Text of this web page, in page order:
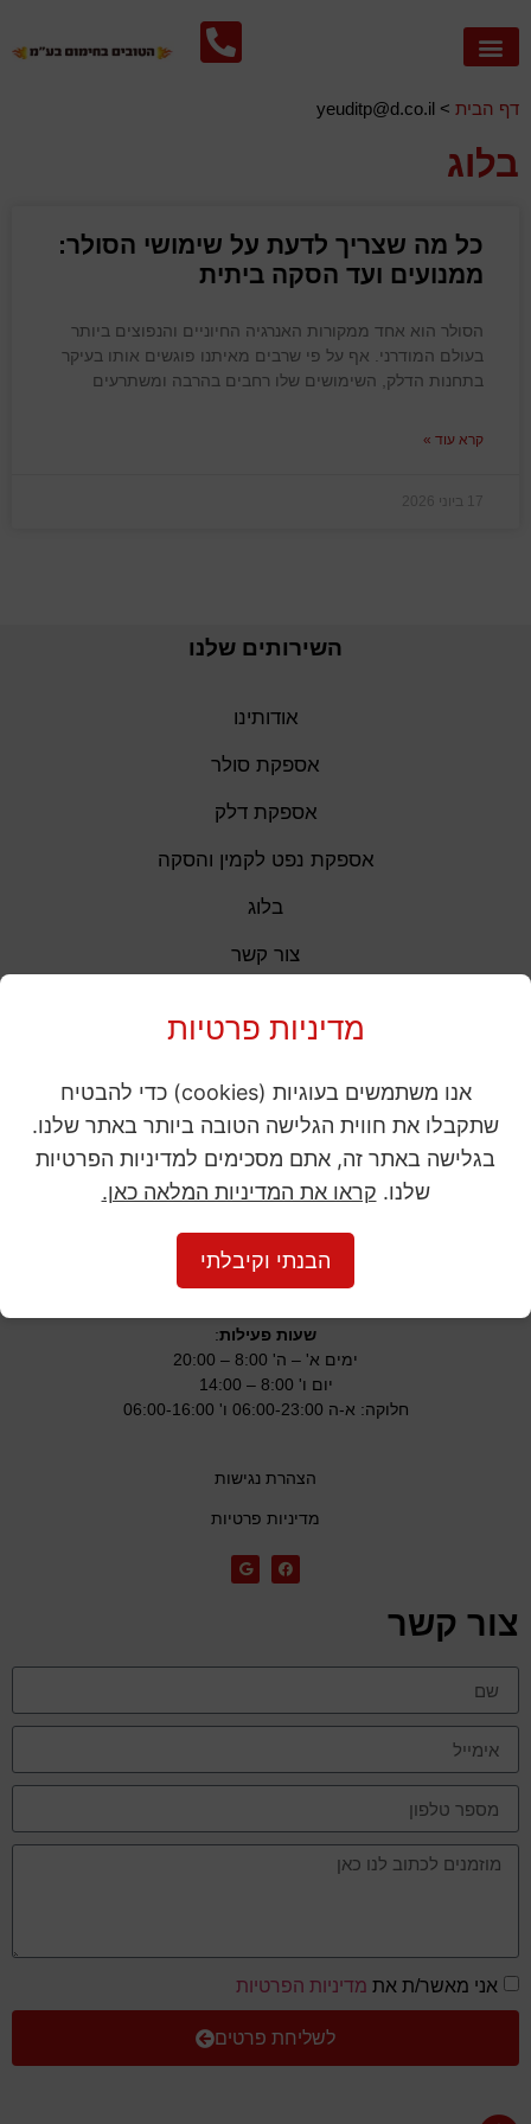
דף הבית >
yeuditp@d.co.il
בלוג
כל מה שצריך לדעת על שימושי הסולר:
ממנועים ועד הסקה ביתית
הסולר הוא אחד ממקורות האנרגיה החיוניים והנפוצים ביותר
בעולם המודרני. אף על פי שרבים מאיתנו פוגשים אותו בעיקר
בתחנות הדלק, השימושים שלו רחבים בהרבה ומשתרעים
קרא עוד »
17 ביוני 2026
השירותים שלנו
אודותינו
אספקת סולר
אספקת דלק
אספקת נפט לקמין והסקה
בלוג
צור קשר
08-8680684
שימו לב למספר החדש שלנו
כתובת: המייסדים 12
שעות פעילות:
ימים א' – ה' 8:00 – 20:00
יום ו' 8:00 – 14:00
חלוקה: א-ה 06:00-23:00 ו' 06:00-16:00
הצהרת נגישות
מדיניות פרטיות
צור קשר
אני מאשר/ת את מדיניות הפרטיות
לשליחת פרטים
מדיניות פרטיות
אנו משתמשים בעוגיות (cookies) כדי להבטיח
שתקבלו את חווית הגלישה הטובה ביותר באתר שלנו.
בגלישה באתר זה, אתם מסכימים למדיניות הפרטיות
שלנו. קראו את המדיניות המלאה כאן.
הבנתי וקיבלתי